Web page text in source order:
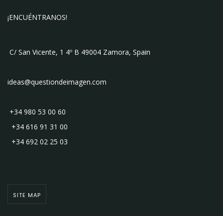
¡ENCUÉNTRANOS!
C/ San Vicente, 1 4º B 49004 Zamora, Spain
ideas@questiondeimagen.com
+34 980 53 00 60
+34 616 91 31 00
+34 692 02 25 03
SITE MAP